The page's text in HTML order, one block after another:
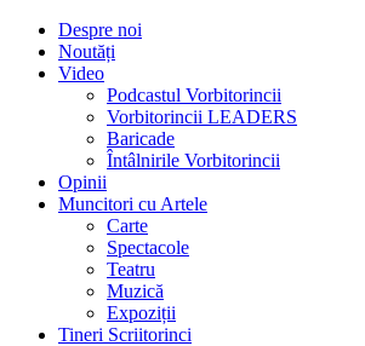
Despre noi
Noutăți
Video
Podcastul Vorbitorincii
Vorbitorincii LEADERS
Baricade
Întâlnirile Vorbitorincii
Opinii
Muncitori cu Artele
Carte
Spectacole
Teatru
Muzică
Expoziții
Tineri Scriitorinci